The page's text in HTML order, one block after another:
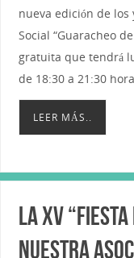
nueva edición de
Social “Guaracheo
gratuita que tendrá
de 18:30 a 21:30
LEER MÁS..
La XV
nuestra